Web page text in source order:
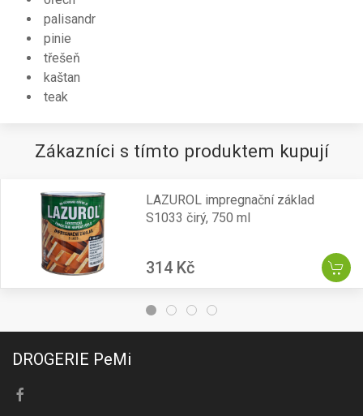
palisandr
pinie
třešeň
kaštan
teak
Zákazníci s tímto produktem kupují
LAZUROL impregnační základ
S1033 čirý, 750 ml
314 Kč
DROGERIE PeMi